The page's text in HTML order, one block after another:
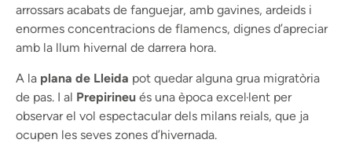
arrossars acabats de fanguejar, amb gavines, ardeids i
enormes concentracions de flamencs, dignes d’apreciar
amb la llum hivernal de darrera hora.
A la plana de Lleida pot quedar alguna grua migratòria
de pas. I al Prepirineu és una època excel·lent per
observar el vol espectacular dels milans reials, que ja
ocupen les seves zones d’hivernada.